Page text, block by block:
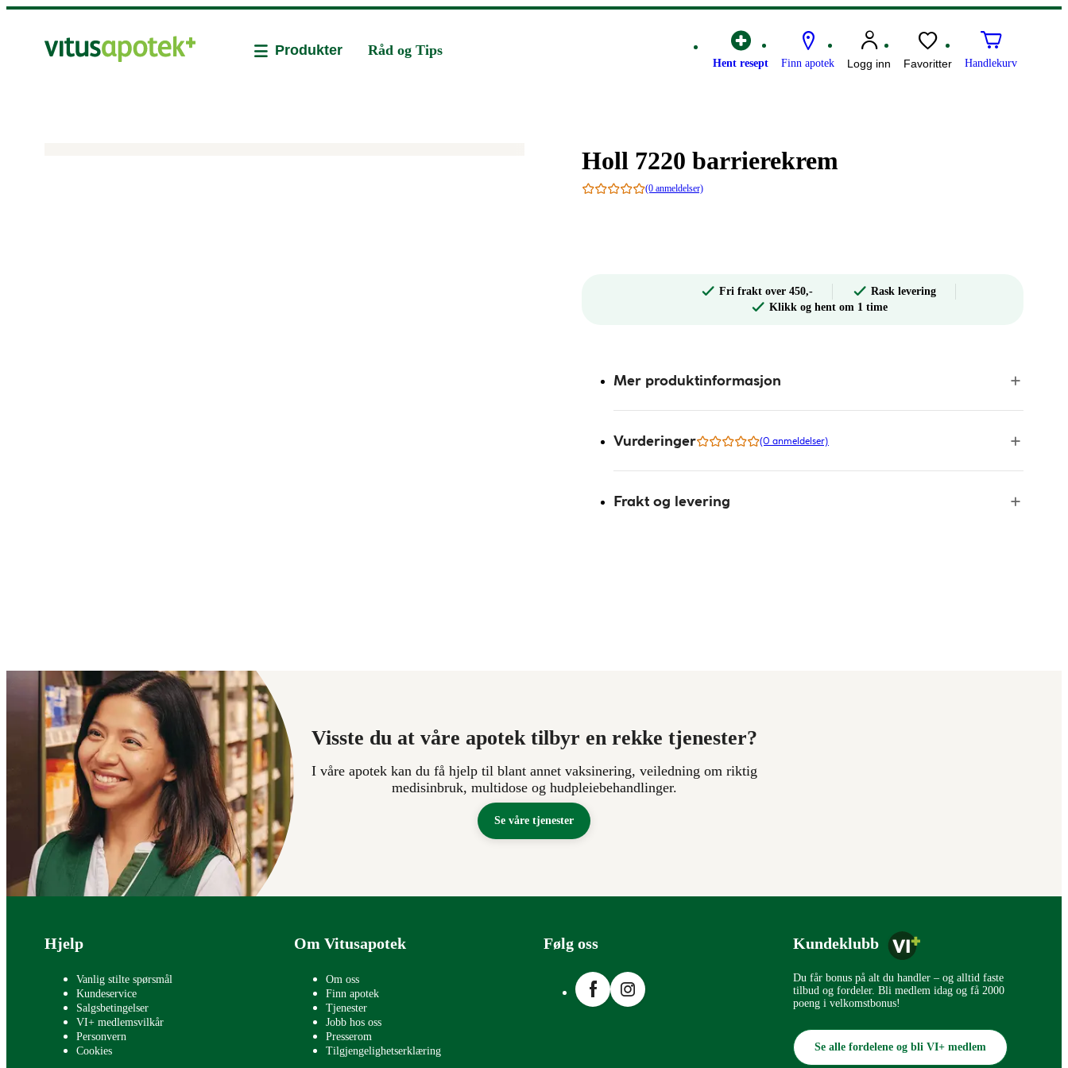
Hent resept Finn apotek Logg inn Favoritter Handlekurv
Produkter Råd og Tips
:
Holl 7220 barrierekrem
(0 anmeldelser)
Fri frakt over 450,-
Rask levering
Klikk og hent om 1 time
Mer produktinformasjon
Vurderinger (0 anmeldelser)
Frakt og levering
Visste du at våre apotek tilbyr en rekke tjenester?
I våre apotek kan du få hjelp til blant annet vaksinering, veiledning om riktig
medisinbruk, multidose og hudpleiebehandlinger.
Se våre tjenester
Bunntekst
Hjelp
Vanlig stilte spørsmål
Kundeservice
Salgsbetingelser
VI+ medlemsvilkår
Personvern
Cookies
Om Vitusapotek
Om oss
Finn apotek
Tjenester
Jobb hos oss
Presserom
Tilgjengelighetserklæring
Følg oss
FacebookInstagram
Kundeklubb
Du får bonus på alt du handler – og alltid faste
tilbud og fordeler. Bli medlem idag og få 2000
poeng i velkomstbonus!
Se alle fordelene og bli VI+ medlem